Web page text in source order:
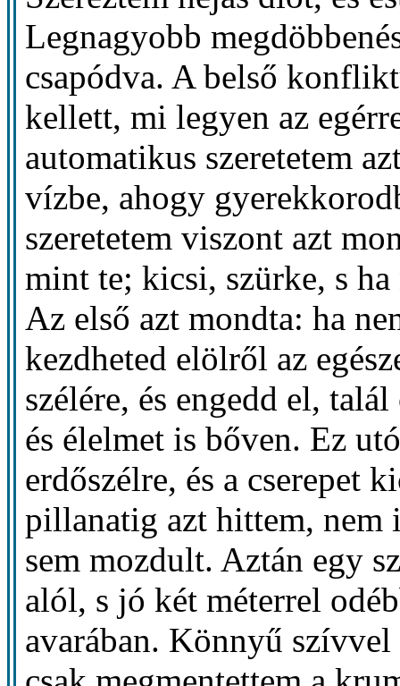
Legnagyobb
csapódva. A belső
kellett, mi legyen az
automatikus szeretetem
vízbe, ahogy
szeretetem viszont azt
mint te; kicsi, szürke, s
Az első azt mondta: ha
kezdheted elölről az
szélére, és engedd el,
és élelmet is bőven. Ez
erdőszélre, és a cserepet
pillanatig azt hittem, nem
sem mozdult. Aztán egy
alól, s jó két méterrel
avarában. Könnyű